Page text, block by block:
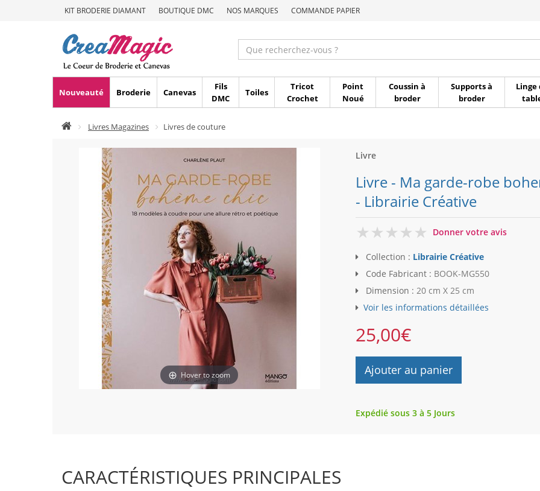
KIT BRODERIE DIAMANT BOUTIQUE DMC NOS MARQUES COMMANDE PAPIER
Nouveauté Broderie Canevas
Fils
DMC
Toiles
Tricot
Crochet
Point
Noué
Coussin à
broder
Supports à
broder
Linge
Livres Magazines Livres de couture
Hover to zoom
Livre
Livre - Ma garde-robe
- Librairie Créative
0
Donner votre avis
Collection : Librairie Créative
Code Fabricant : BOOK-MG550
Dimension : 20 cm X 25 cm
Voir les informations détaillées
25,00€
Ajouter au panier
Expédié sous 3 à 5 Jours
CARACTÉRISTIQUES PRINCIPALES